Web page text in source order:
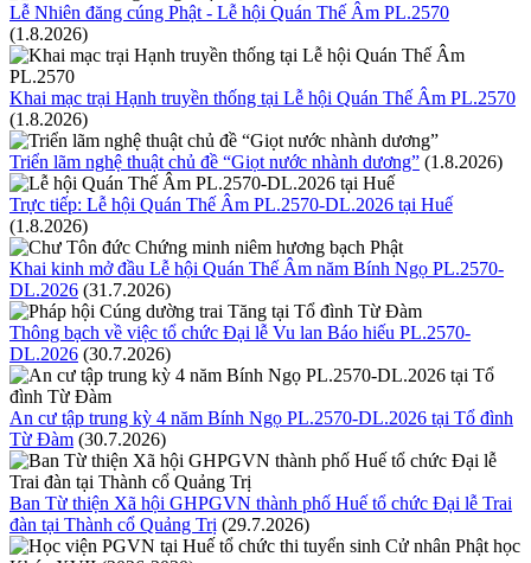
Lễ Nhiên đăng cúng Phật - Lễ hội Quán Thế Âm PL.2570
(1.8.2026)
Khai mạc trại Hạnh truyền thống tại Lễ hội Quán Thế Âm PL.2570
(1.8.2026)
Triển lãm nghệ thuật chủ đề “Giọt nước nhành dương” (1.8.2026)
Trực tiếp: Lễ hội Quán Thế Âm PL.2570-DL.2026 tại Huế
(1.8.2026)
Khai kinh mở đầu Lễ hội Quán Thế Âm năm Bính Ngọ PL.2570-
DL.2026 (31.7.2026)
Thông bạch về việc tổ chức Đại lễ Vu lan Báo hiếu PL.2570-
DL.2026 (30.7.2026)
An cư tập trung kỳ 4 năm Bính Ngọ PL.2570-DL.2026 tại Tổ đình
Từ Đàm (30.7.2026)
Ban Từ thiện Xã hội GHPGVN thành phố Huế tổ chức Đại lễ Trai
đàn tại Thành cổ Quảng Trị (29.7.2026)